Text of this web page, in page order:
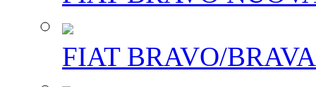
FIAT BRAVO/BRAVA